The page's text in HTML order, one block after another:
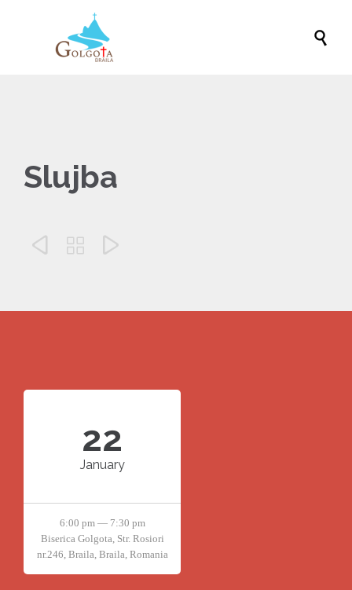

Slujba
  
22
January
6:00 pm — 7:30 pm
Biserica Golgota, Str. Rosiori
nr.246, Braila, Braila, Romania